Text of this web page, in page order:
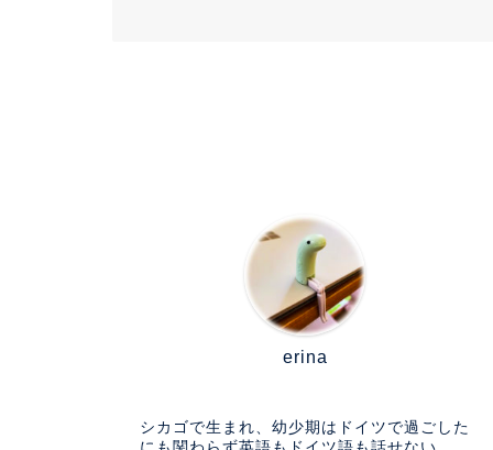
erina
シカゴで生まれ、幼少期はドイツで過ごした